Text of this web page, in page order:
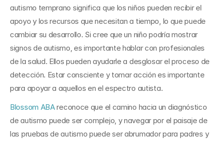
autismo temprano significa que los niños pueden recibir el
apoyo y los recursos que necesitan a tiempo, lo que puede
cambiar su desarrollo. Si cree que un niño podría mostrar
signos de autismo, es importante hablar con profesionales
de la salud. Ellos pueden ayudarle a desglosar el proceso de
detección. Estar consciente y tomar acción es importante
para apoyar a aquellos en el espectro autista.
Blossom ABA reconoce que el camino hacia un diagnóstico
de autismo puede ser complejo, y navegar por el paisaje de
las pruebas de autismo puede ser abrumador para padres y